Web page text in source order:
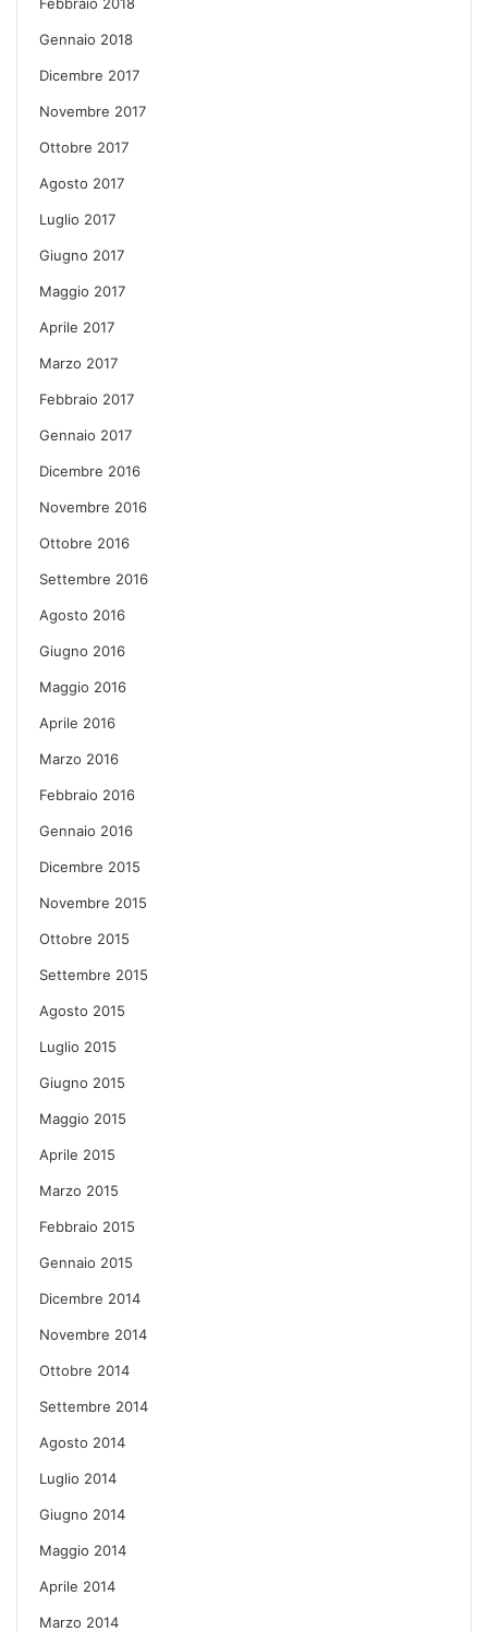
Gennaio 2018
Dicembre 2017
Novembre 2017
Ottobre 2017
Agosto 2017
Luglio 2017
Giugno 2017
Maggio 2017
Aprile 2017
Marzo 2017
Febbraio 2017
Gennaio 2017
Dicembre 2016
Novembre 2016
Ottobre 2016
Settembre 2016
Agosto 2016
Giugno 2016
Maggio 2016
Aprile 2016
Marzo 2016
Febbraio 2016
Gennaio 2016
Dicembre 2015
Novembre 2015
Ottobre 2015
Settembre 2015
Agosto 2015
Luglio 2015
Giugno 2015
Maggio 2015
Aprile 2015
Marzo 2015
Febbraio 2015
Gennaio 2015
Dicembre 2014
Novembre 2014
Ottobre 2014
Settembre 2014
Agosto 2014
Luglio 2014
Giugno 2014
Maggio 2014
Aprile 2014
Marzo 2014